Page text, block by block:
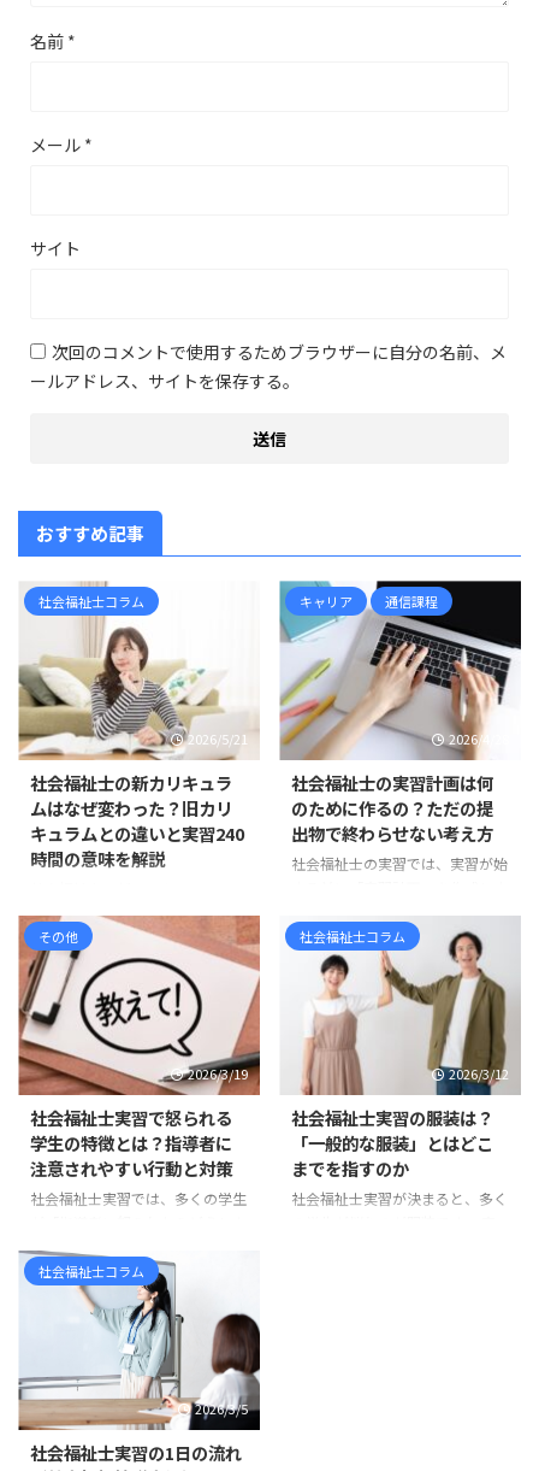
名前 *
メール *
サイト
次回のコメントで使用するためブラウザーに自分の名前、メ
ールアドレス、サイトを保存する。
おすすめ記事
社会福祉士コラム
2026/5/21
社会福祉士の新カリキュラ
ムはなぜ変わった？旧カリ
キュラムとの違いと実習240
時間の意味を解説
すでに現在の標準です 社会福祉
士を目指して情報収集をしている
と、 「新カリキュラム」「旧カ
リキュラム」「相談援助実習」
「ソーシャルワーク実習」「実習
180時間」「実習240時間」 とい
った言葉が出てきて、混乱してし
まう方も多いのではないでしょう
か。 まず整理しておくと、社会
福祉士の新カリキュラムは、令和
3年度、つまり2021年度入学者か
ら順次導入されています。 ま
た、国家試験については、令和6
れた第37回社会福祉士国家試験
から、新しい試験科目が ...
キャリア 通信課程
2026/4/28
社会福祉士の実習計画は何
のために作るの？ただの提
出物で終わらせない考え方
社会福祉士の実習では、実習が始
す。 しかし、実習計画について、
「学校のカリキュラムに入ってい
るから作るもの」「とりあえず提
出しなければならないもの」「何
を書けばよいのか分からないけれ
ど、形だけ整えるもの」 と感じ
ている方も多いのではないでしょ
うか。 たしかに、実習計画は学
つです。そのため、どうして
も“課題”や“提出物”として捉えら
れがちです。 しかし実際には、
実習計画には思っている以上に大
その他
2026/3/19
社会福祉士実習で怒られる
学生の特徴とは？指導者に
注意されやすい行動と対策
社会福祉士実習では、多くの学生
う」と不安に感じます。 実際、
実習中に指導を受ける場面は少な
くありません。しかし、その多く
は能力の問題ではなく、基本的な
姿勢やマナーに関するものです。
実習先の職員は、学生を厳しく指
導したいわけではありません。む
しろ「福祉職として大切な姿勢」
ら指導しています。 この記事で
社会福祉士コラム
2026/3/12
社会福祉士実習の服装は？
「一般的な服装」とはどこ
までを指すのか
社会福祉士実習が決まると、多く
社会福祉士コラム
2026/3/5
社会福祉士実習の1日の流れ